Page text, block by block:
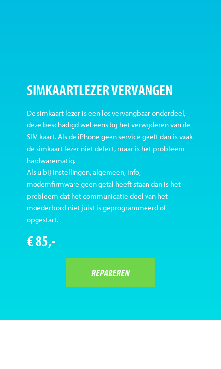
SIMKAARTLEZER VERVANGEN
De simkaart lezer is een los vervangbaar onderdeel,
deze beschadigd wel eens bij het verwijderen van de
SIM kaart. Als de iPhone geen service geeft dan is vaak
de simkaart lezer niet defect, maar is het probleem
hardwarematig.
Als u bij instellingen, algemeen, info,
modemfirmware geen getal heeft staan dan is het
probleem dat het communicatie deel van het
moederbord niet juist is geprogrammeerd of
opgestart.
€ 85,-
REPAREREN